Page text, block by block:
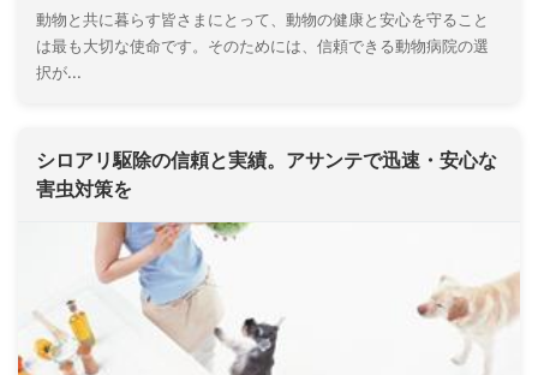
動物と共に暮らす皆さまにとって、動物の健康と安心を守ること
は最も大切な使命です。そのためには、信頼できる動物病院の選
択が...
シロアリ駆除の信頼と実績。アサンテで迅速・安心な
害虫対策を